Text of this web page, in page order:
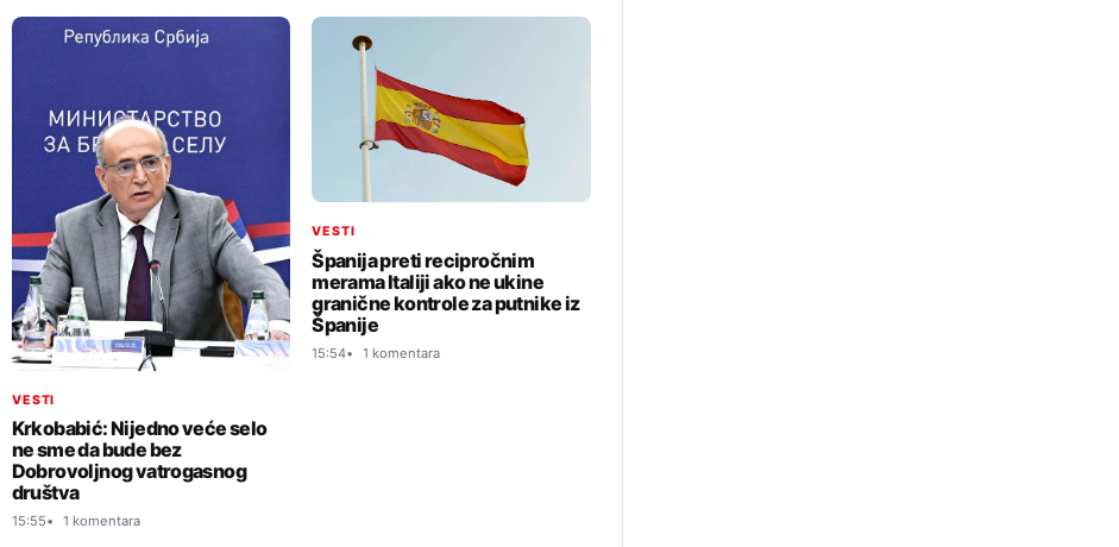
VESTI
Krkobabić: Nijedno veće selo
ne sme da bude bez
Dobrovoljnog vatrogasnog
društva
15:55 1 komentara
VESTI
Španija preti recipročnim
merama Italiji ako ne ukine
granične kontrole za putnike iz
Španije
15:54 1 komentara